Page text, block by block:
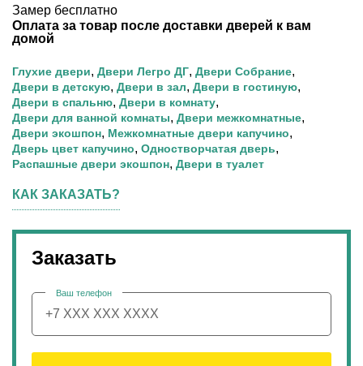
Замер бесплатно
Оплата за товар после доставки дверей к вам
домой
Глухие двери, Двери Легро ДГ, Двери Собрание,
Двери в детскую, Двери в зал, Двери в гостиную,
Двери в спальню, Двери в комнату,
Двери для ванной комнаты, Двери межкомнатные,
Двери экошпон, Межкомнатные двери капучино,
Дверь цвет капучино, Одностворчатая дверь,
Распашные двери экошпон, Двери в туалет
КАК ЗАКАЗАТЬ?
Заказать
Ваш телефон